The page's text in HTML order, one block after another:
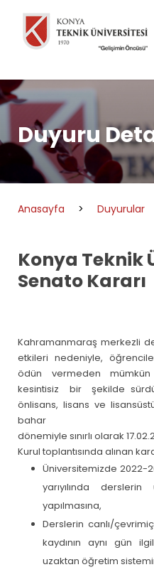
Duyuru
Anasayfa > Duyurular
Konya Teknik
Senato Kararı
Kahramanmaraş merkezli
etkileri nedeniyle,
ödün vermeden
kesintisiz bir şekilde
önlisans, lisans ve
bahar
dönemiyle sınırlı olarak
Kurul toplantısında alınan
Üniversitemizde 2022-
yarıyılında
yapılmasına,
Derslerin canlı/
kaydının aynı gün
uzaktan öğretim